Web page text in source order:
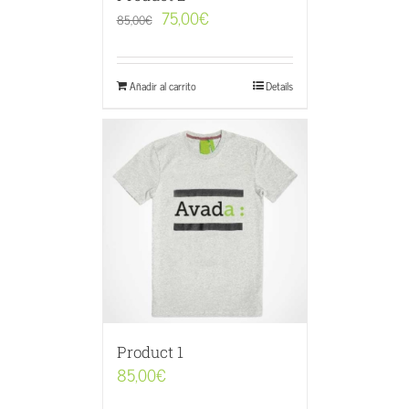
85,00€ 75,00€
Añadir al carrito Details
Product 1
85,00€